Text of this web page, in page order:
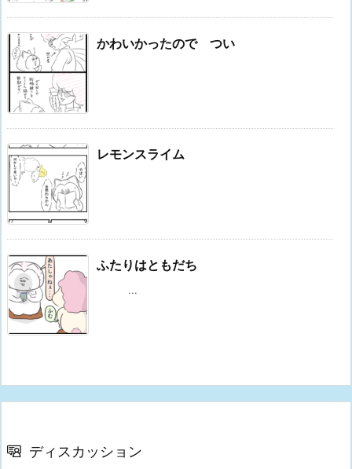
かわいかったので つい
レモンスライム
ふたりはともだち
...
ディスカッション